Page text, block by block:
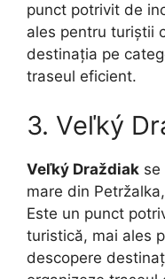
punct potrivit de
ales pentru turiștii
destinația pe
traseul eficient.
3. Veľký
Veľký Draždiak se
mare din
Este un punct
turistică, mai ales
descopere